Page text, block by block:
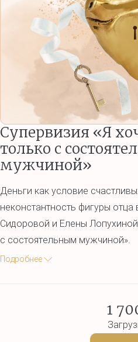
Супервизия «Я
только с
мужчиной»
Деньги как условие
неконстантность фигуры
Сидоровой и Елены
с состоятельным мужчиной».
Подробнее
1